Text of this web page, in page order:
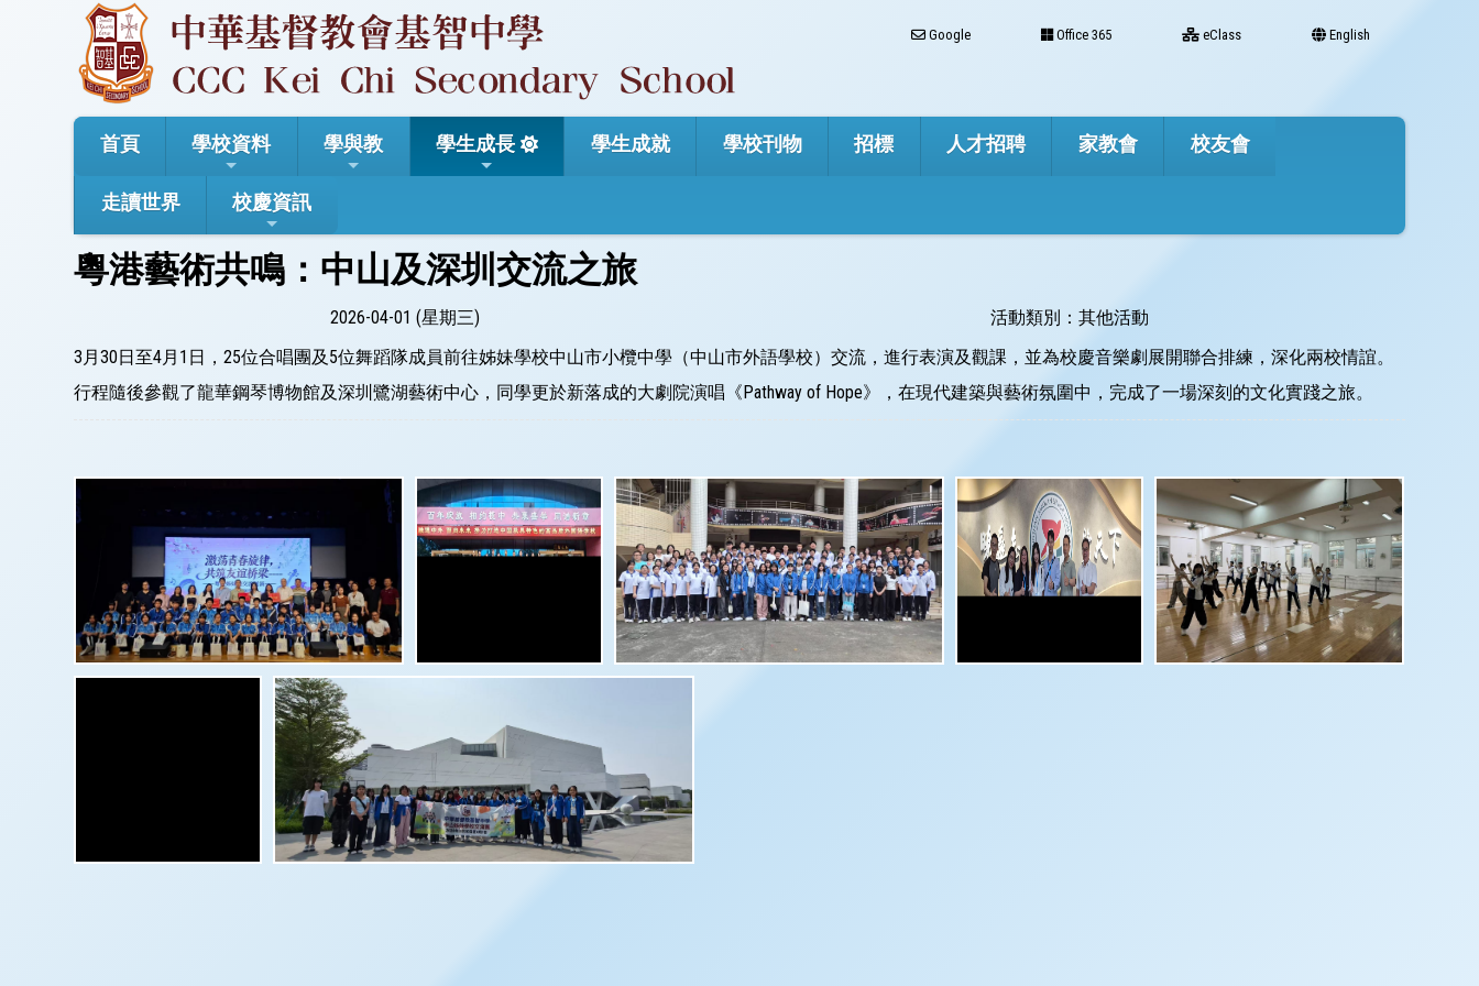
Google Office 365 eClass English
首頁 學校資料 學與教 學生成長 學生成就 學校刊物 招標 人才招聘 家教會 校友會
走讀世界 校慶資訊
粵港藝術共鳴：中山及深圳交流之旅
2026-04-01 (星期三)
活動類別：其他活動
3月30日至4月1日，25位合唱團及5位舞蹈隊成員前往姊妹學校中山市小欖中學（中山市外語學校）交流，進行表演及觀課，並為校慶音樂劇展開聯合排練，深化兩校情誼。
行程隨後參觀了龍華鋼琴博物館及深圳鷺湖藝術中心，同學更於新落成的大劇院演唱《Pathway of Hope》，在現代建築與藝術氛圍中，完成了一場深刻的文化實踐之旅。